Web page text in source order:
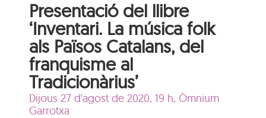
Presentació del llibre
‘Inventari. La música folk
als Països Catalans, del
franquisme al
Tradicionàrius’
Dijous 27 d'agost de 2020, 19 h,Òmnium
Garrotxa